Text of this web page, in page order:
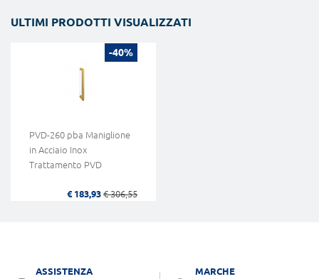
ULTIMI PRODOTTI VISUALIZZATI
-40%
PVD-260 pba Maniglione
in Acciaio Inox
Trattamento PVD
€ 183,93 € 306,55
ASSISTENZA MARCHE